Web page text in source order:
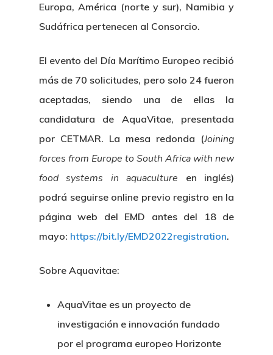
Europa, América (norte y sur), Namibia y
Sudáfrica pertenecen al Consorcio.
El evento del Día Marítimo Europeo recibió
más de 70 solicitudes, pero solo 24 fueron
aceptadas, siendo una de ellas la
candidatura de AquaVitae, presentada
por CETMAR. La mesa redonda (Joining
forces from Europe to South Africa with new
food systems in aquaculture en inglés)
podrá seguirse online previo registro en la
página web del EMD antes del 18 de
mayo: https://bit.ly/EMD2022registration.
Sobre Aquavitae:
AquaVitae es un proyecto de
investigación e innovación fundado
por el programa europeo Horizonte
Nosotros
Patronato
Eventos
Publicaciones
Memoria
Contratación